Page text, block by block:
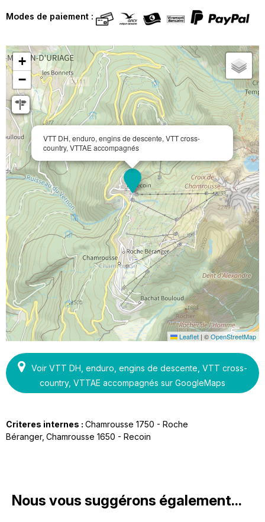
Modes de paiement :
VTT DH, enduro, engins de descente, VTT cross-
country, VTTAE accompagnés
+
−
Leaflet | ©OpenStreetMap
Voir VTT DH, enduro, engins de descente, VTT cross-
country, VTTAE accompagnés sur GoogleMaps
Criteres internes : Chamrousse 1750 - Roche
Béranger Chamrousse 1650 - Recoin
Nous vous suggérons également...